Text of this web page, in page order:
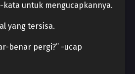
kata untuk mengucapkannya.
yang tersisa.
benar pergi?” -ucap